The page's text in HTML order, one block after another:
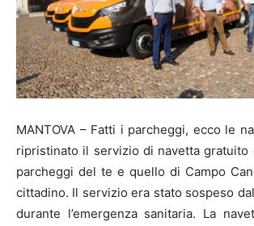
MANTOVA – Fatti i parcheggi, ecco le
ripristinato il servizio di navetta gratuito
parcheggi del te e quello di Campo
cittadino. Il servizio era stato sospeso
durante l’emergenza sanitaria. La